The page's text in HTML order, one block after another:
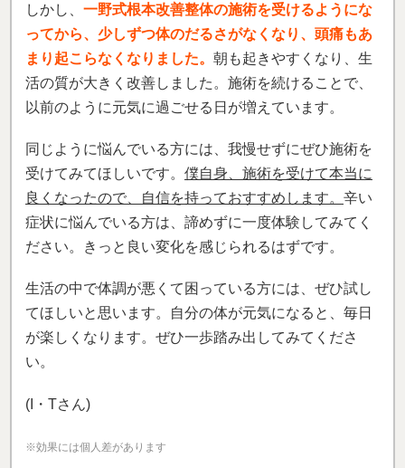
しかし、 一野式根本改善整体の施術を受けるようにな
ってから、少しずつ体のだるさがなくなり、頭痛もあ
まり起こらなくなりました。 朝も起きやすくなり、生
活の質が大きく改善しました。施術を続けることで、
以前のように元気に過ごせる日が増えています。
同じように悩んでいる方には、我慢せずにぜひ施術を
受けてみてほしいです。 僕自身、施術を受けて本当に
良くなったので、自信を持っておすすめします。 辛い
症状に悩んでいる方は、諦めずに一度体験してみてく
ださい。きっと良い変化を感じられるはずです。
生活の中で体調が悪くて困っている方には、ぜひ試し
てほしいと思います。自分の体が元気になると、毎日
が楽しくなります。ぜひ一歩踏み出してみてくださ
い。
(I・Tさん)
※効果には個人差があります